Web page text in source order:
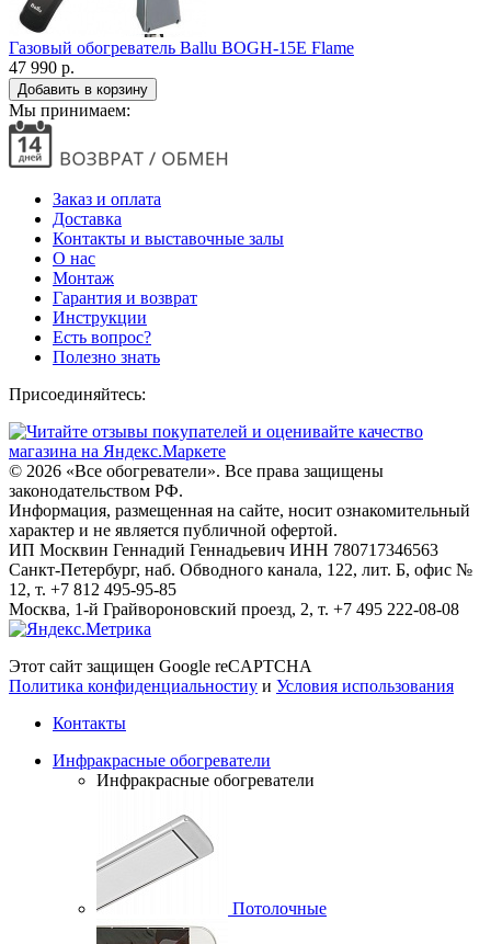
Газовый обогреватель Ballu BOGH-15E Flame
47 990 р.
Мы принимаем:
Заказ и оплата
Доставка
Контакты и выставочные залы
О нас
Монтаж
Гарантия и возврат
Инструкции
Есть вопрос?
Полезно знать
Присоединяйтесь:
© 2026 «Все обогреватели». Все права защищены
законодательством РФ.
Информация, размещенная на сайте, носит ознакомительный
характер и не является публичной офертой.
ИП Москвин Геннадий Геннадьевич ИНН 780717346563
Санкт-Петербург, наб. Обводного канала, 122, лит. Б, офис №
12, т. +7 812 495-95-85
Москва, 1-й Грайвороновский проезд, 2, т. +7 495 222-08-08
Этот сайт защищен Google reCAPTCHA
Политика конфиденциальностиy и Условия использования
Контакты
Инфракрасные обогреватели
Инфракрасные обогреватели
Потолочные